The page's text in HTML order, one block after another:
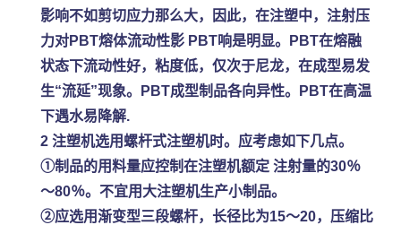
影响不如剪切应力那么大，因此，在注塑中，注射压
力对PBT熔体流动性影 PBT响是明显。PBT在熔融
状态下流动性好，粘度低，仅次于尼龙，在成型易发
生“流延”现象。PBT成型制品各向异性。PBT在高温
下遇水易降解.
2 注塑机选用螺杆式注塑机时。应考虑如下几点。
①制品的用料量应控制在注塑机额定 注射量的30％
～80％。不宜用大注塑机生产小制品。
②应选用渐变型三段螺杆，长径比为15～20，压缩比